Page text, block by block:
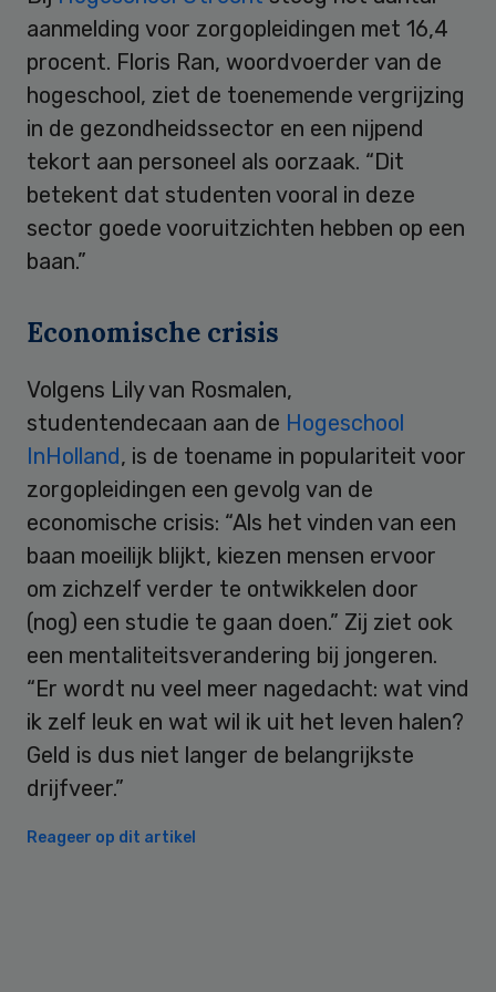
aanmelding voor zorgopleidingen met 16,4
procent. Floris Ran, woordvoerder van de
hogeschool, ziet de toenemende vergrijzing
in de gezondheidssector en een nijpend
tekort aan personeel als oorzaak. “Dit
betekent dat studenten vooral in deze
sector goede vooruitzichten hebben op een
baan.”
Economische crisis
Volgens Lily van Rosmalen,
studentendecaan aan de Hogeschool
InHolland, is de toename in populariteit voor
zorgopleidingen een gevolg van de
economische crisis: “Als het vinden van een
baan moeilijk blijkt, kiezen mensen ervoor
om zichzelf verder te ontwikkelen door
(nog) een studie te gaan doen.” Zij ziet ook
een mentaliteitsverandering bij jongeren.
“Er wordt nu veel meer nagedacht: wat vind
ik zelf leuk en wat wil ik uit het leven halen?
Geld is dus niet langer de belangrijkste
drijfveer.”
Reageer op dit artikel